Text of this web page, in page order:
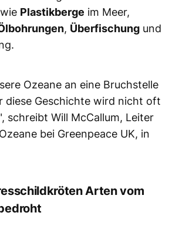
Plastikberge im Meer,
, Überfischung und
Ozeane an eine Bruchstelle
diese Geschichte wird nicht oft
schreibt Will McCallum, Leiter
bei Greenpeace UK, in
Arten vom